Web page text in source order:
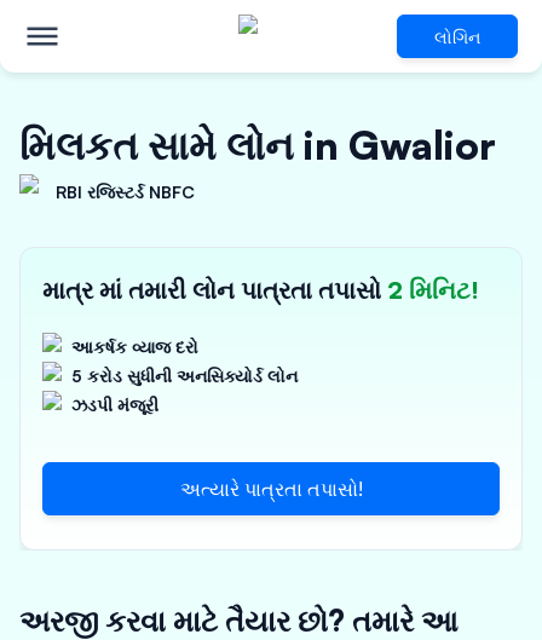
લોગિન
મિલકત સામે લોન in Gwalior
RBI રજિસ્ટર્ડ NBFC
માત્ર માં તમારી લોન પાત્રતા તપાસો 2 મિનિટ!
આકર્ષક વ્યાજ દરો
5 કરોડ સુધીની અનસિક્યોર્ડ લોન
ઝડપી મંજૂરી
અત્યારે પાત્રતા તપાસો!
અરજી કરવા માટે તૈયાર છો? તમારે આ